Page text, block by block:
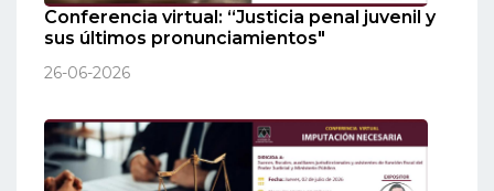
Conferencia virtual: “Justicia penal juvenil y
sus últimos pronunciamientos"
26-06-2026